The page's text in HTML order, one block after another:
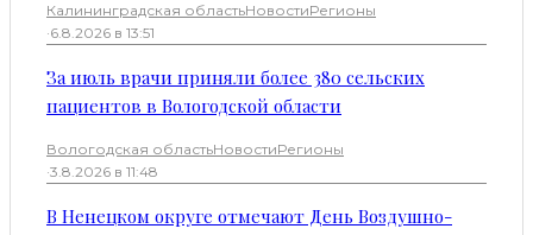
Калининградская областьНовостиРегионы
·6.8.2026 в 13:51
За июль врачи приняли более 380 сельских
пациентов в Вологодской области
Вологодская областьНовостиРегионы
·3.8.2026 в 11:48
В Ненецком округе отмечают День Воздушно-